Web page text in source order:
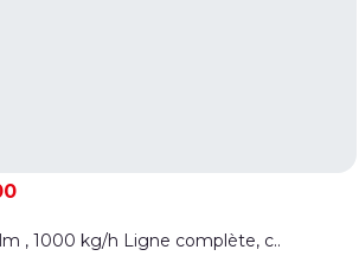
, 1000 kg/h Ligne complète, c..